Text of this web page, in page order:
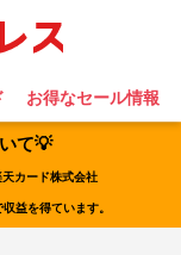
お得なセール情報
て💡
カード株式会社
益を得ています。